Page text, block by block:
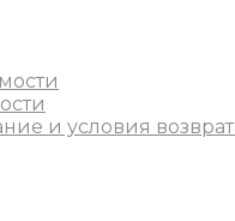
и условия